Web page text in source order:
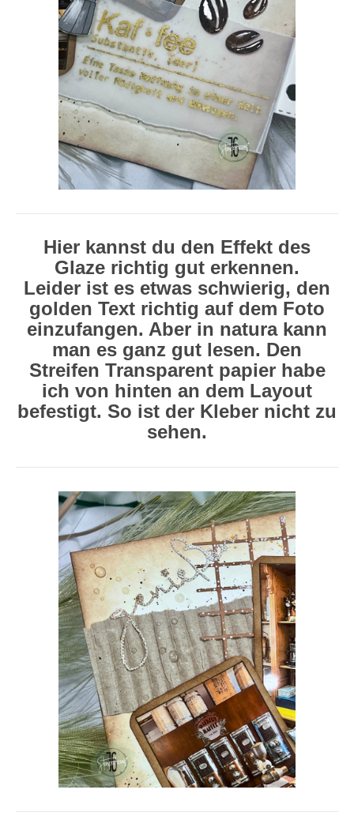
Hier kannst du den Effekt des
Glaze richtig gut erkennen.
Leider ist es etwas schwierig, den
golden Text richtig auf dem Foto
einzufangen. Aber in natura kann
man es ganz gut lesen. Den
Streifen Transparent papier habe
ich von hinten an dem Layout
befestigt. So ist der Kleber nicht zu
sehen.